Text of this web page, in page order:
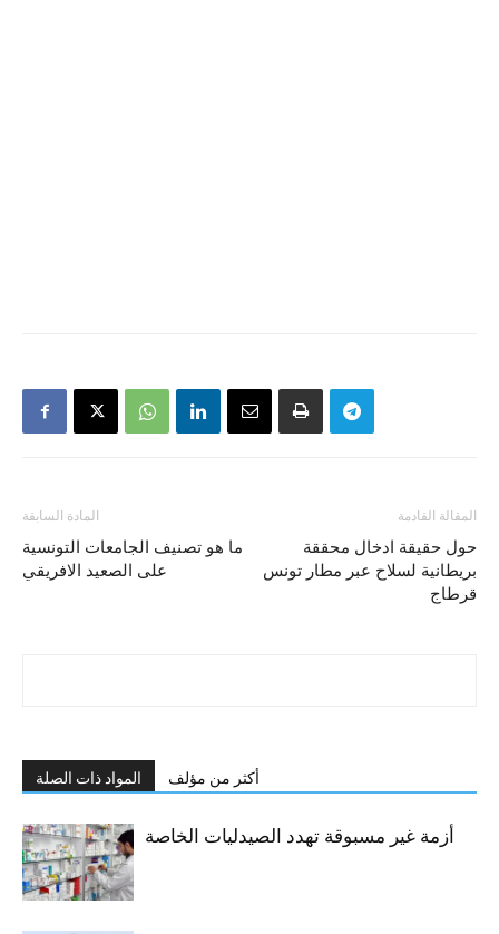
المادة السابقة
ما هو تصنيف الجامعات التونسية
على الصعيد الافريقي
المقالة القادمة
حول حقيقة ادخال محققة
بريطانية لسلاح عبر مطار تونس
قرطاج
المواد ذات الصلة أكثر من مؤلف
أزمة غير مسبوقة تهدد الصيدليات الخاصة